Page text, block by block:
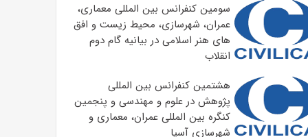
سومین کنفرانس بین المللی معماری،
عمران، شهرسازی، محیط زیست و افق
های هنر اسلامی در بیانیه گام دوم
انقلاب
هشتمین کنفرانس بین المللی
پژوهش در علوم و مهندسی و پنجمین
کنگره بین المللی عمران، معماری و
شهرسازی آسیا